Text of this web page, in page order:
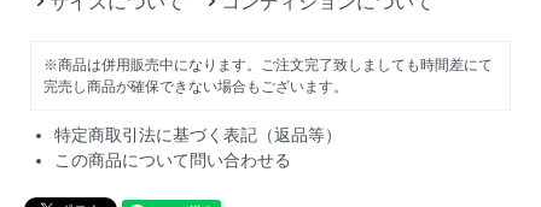
※商品は併用販売中になります。ご注文完了致しましても時間差にて
完売し商品が確保できない場合もございます。
特定商取引法に基づく表記（返品等）
この商品について問い合わせる